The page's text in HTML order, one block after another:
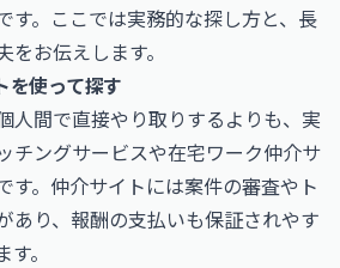
す。ここでは実務的な探し方と、長
お伝えします。
を使って探す
人間で直接やり取りするよりも、実
チングサービスや在宅ワーク仲介サ
す。仲介サイトには案件の審査やト
あり、報酬の支払いも保証されやす
。